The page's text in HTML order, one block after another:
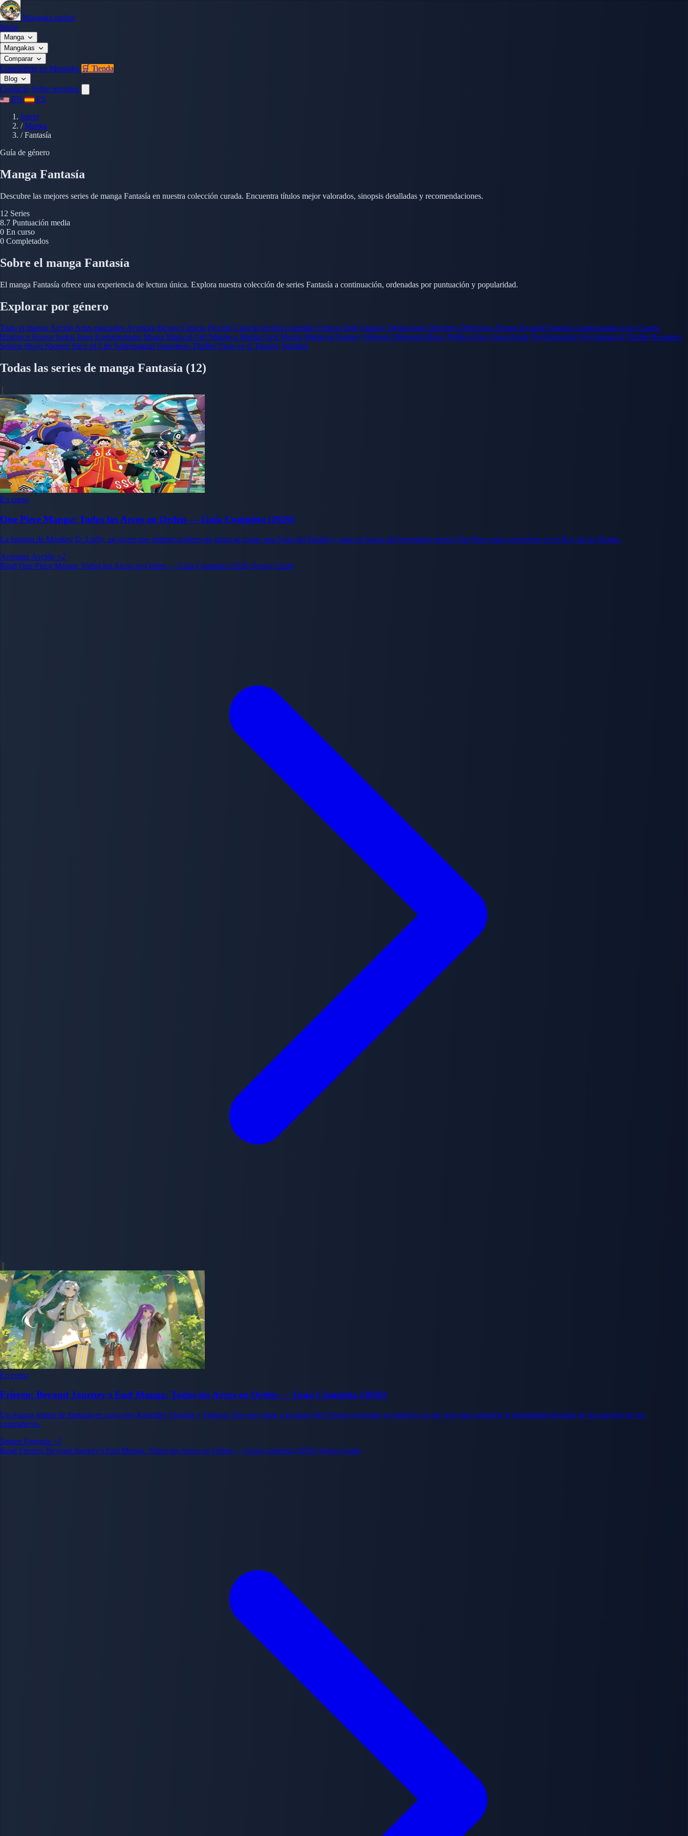
Mangaka.online
Inicio
Manga
Mangakas
Comparar
Conviértete en Mangaka 🛒 Tienda
Blog
Contacto Sobre nosotros
EN
ES
Inicio
/ Manga
/ Fantasía
Guía de género
Manga Fantasía
Descubre las mejores series de manga Fantasía en nuestra colección curada. Encuentra títulos mejor valorados, sinopsis detalladas y recomendaciones.
12 Series
8.7 Puntuación media
0 En curso
0 Completados
Sobre el manga Fantasía
El manga Fantasía ofrece una experiencia de lectura única. Explora nuestra colección de series Fantasía a continuación, ordenadas por puntuación y popularidad.
Explorar por género
Todo el mangaAcciónArtes marcialesAventura Boxeo Ciencia Ficción Ciencia ficción Comedia Crimen Dark Fantasy Delincuente Deportes Detectives Drama Escuela Fantasía Gastronomía Gore Guerra
Histórico HorrorIsekai Josei Kodomomuke Magia Magical Girl Manhwa Martial Arts Mecha Medieval Fantasy Misterio Mitología Music Política Post-Apocalyptic Psychological Psychological ThrillerRomance
Seinen Shojo Shonen Slice of Life Sobrenatural Superhero ThrillerViaje en el Tiempo Voleibol
Todas las series de manga Fantasía (12)
En curso
One Piece Manga: Todos los Arcos en Orden — Guía Completa (2026)
La historia de Monkey D. Luffy, un joven que obtiene poderes de goma al comer una Fruta del Diablo y parte en busca del legendario tesoro One Piece para convertirse en el Rey de los Piratas.
Aventura Acción +2
Read One Piece Manga: Todos los Arcos en Orden — Guía Completa (2026) Series Guide
En curso
Frieren: Beyond Journey's End Manga: Todos los Arcos en Orden — Guía Completa (2026)
Un manga seinen de fantasía en curso por Kanehito Yamada y Tsukasa Abe que sigue a la maga elfa Frieren conforme se embarca en un viaje para entender la humanidad después de las muertes de sus
compañeros.
Seinen Fantasía +2
Read Frieren: Beyond Journey's End Manga: Todos los Arcos en Orden — Guía Completa (2026) Series Guide